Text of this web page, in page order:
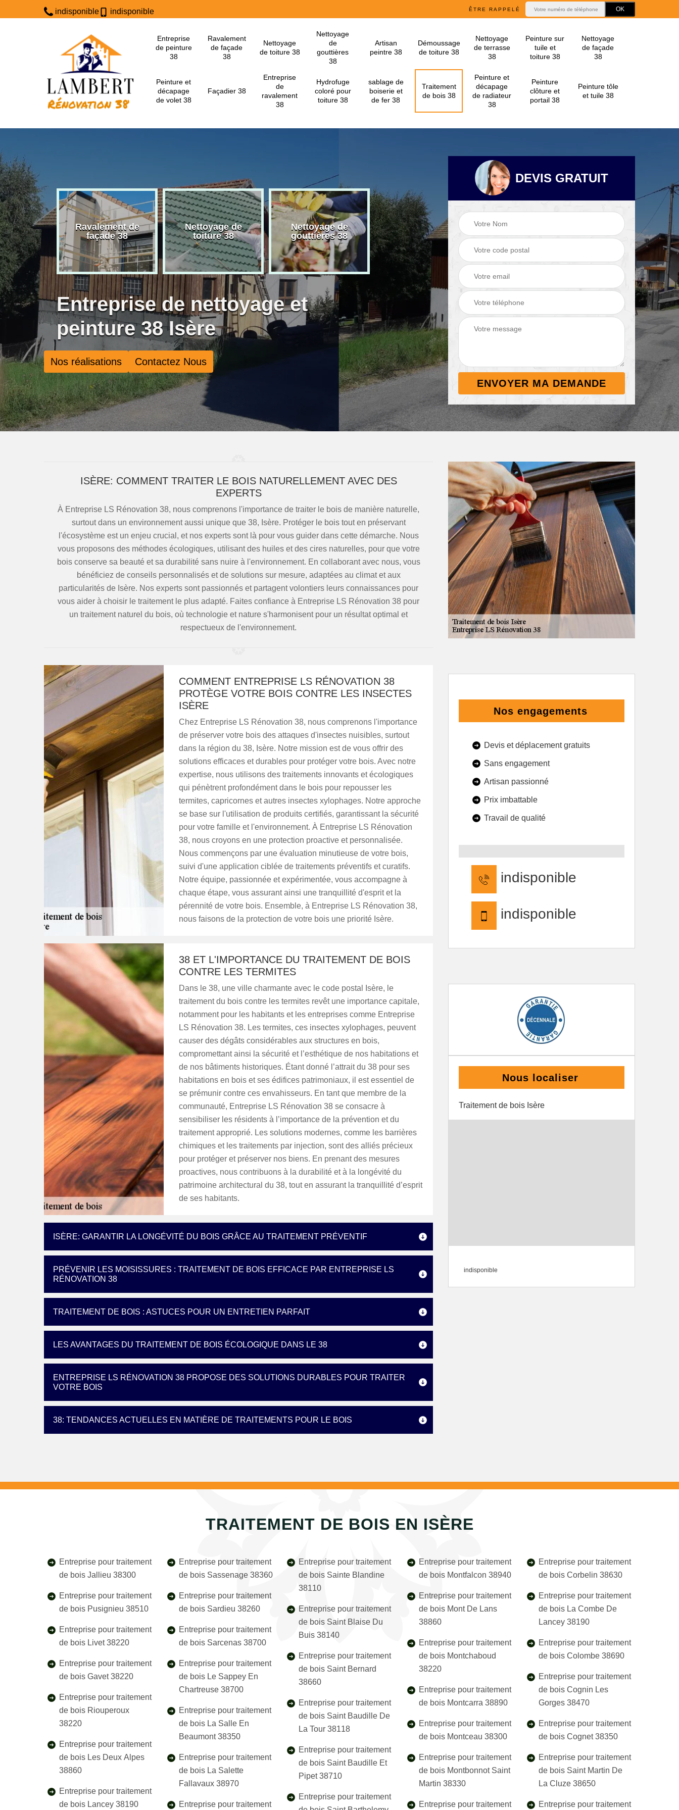
indisponible indisponible ÊTRE RAPPELÉ
Entreprise
de peinture
38
Ravalement
de façade
38
Nettoyage
de toiture 38
Nettoyage
de
gouttières
38
Artisan
peintre 38
Démoussage
de toiture 38
Nettoyage
de terrasse
38
Peinture sur
tuile et
toiture 38
Nettoyage
de façade
38
Peinture et
décapage
de volet 38
Façadier 38
Entreprise
de
ravalement
38
Hydrofuge
coloré pour
toiture 38
sablage de
boiserie et
de fer 38
Traitement
de bois 38
Peinture et
décapage
de radiateur
38
Peinture
clôture et
portail 38
Peinture tôle
et tuile 38
de
38
Ravalement de
façade 38
Nettoyage de
toiture 38
Nettoyage de
gouttières 38
Artisan peintre 38
Démoussage de
toiture 38
Nettoyage de
terrasse 38
Entreprise de nettoyage et
peinture 38 Isère
Nos réalisations Contactez Nous
DEVIS GRATUIT
ISÈRE: COMMENT TRAITER LE BOIS NATURELLEMENT AVEC DES
EXPERTS
À Entreprise LS Rénovation 38, nous comprenons l'importance de traiter le bois de manière naturelle,
surtout dans un environnement aussi unique que 38, Isère. Protéger le bois tout en préservant
l'écosystème est un enjeu crucial, et nos experts sont là pour vous guider dans cette démarche. Nous
vous proposons des méthodes écologiques, utilisant des huiles et des cires naturelles, pour que votre
bois conserve sa beauté et sa durabilité sans nuire à l'environnement. En collaborant avec nous, vous
bénéficiez de conseils personnalisés et de solutions sur mesure, adaptées au climat et aux
particularités de Isère. Nos experts sont passionnés et partagent volontiers leurs connaissances pour
vous aider à choisir le traitement le plus adapté. Faites confiance à Entreprise LS Rénovation 38 pour
un traitement naturel du bois, où technologie et nature s'harmonisent pour un résultat optimal et
respectueux de l'environnement.
COMMENT ENTREPRISE LS RÉNOVATION 38
PROTÈGE VOTRE BOIS CONTRE LES INSECTES
ISÈRE
Chez Entreprise LS Rénovation 38, nous comprenons l'importance
de préserver votre bois des attaques d'insectes nuisibles, surtout
dans la région du 38, Isère. Notre mission est de vous offrir des
solutions efficaces et durables pour protéger votre bois. Avec notre
expertise, nous utilisons des traitements innovants et écologiques
qui pénètrent profondément dans le bois pour repousser les
termites, capricornes et autres insectes xylophages. Notre approche
se base sur l'utilisation de produits certifiés, garantissant la sécurité
pour votre famille et l'environnement. À Entreprise LS Rénovation
38, nous croyons en une protection proactive et personnalisée.
Nous commençons par une évaluation minutieuse de votre bois,
suivi d'une application ciblée de traitements préventifs et curatifs.
Notre équipe, passionnée et expérimentée, vous accompagne à
chaque étape, vous assurant ainsi une tranquillité d'esprit et la
pérennité de votre bois. Ensemble, à Entreprise LS Rénovation 38,
nous faisons de la protection de votre bois une priorité Isère.
38 ET L'IMPORTANCE DU TRAITEMENT DE BOIS
CONTRE LES TERMITES
Dans le 38, une ville charmante avec le code postal Isère, le
traitement du bois contre les termites revêt une importance capitale,
notamment pour les habitants et les entreprises comme Entreprise
LS Rénovation 38. Les termites, ces insectes xylophages, peuvent
causer des dégâts considérables aux structures en bois,
compromettant ainsi la sécurité et l’esthétique de nos habitations et
de nos bâtiments historiques. Étant donné l’attrait du 38 pour ses
habitations en bois et ses édifices patrimoniaux, il est essentiel de
se prémunir contre ces envahisseurs. En tant que membre de la
communauté, Entreprise LS Rénovation 38 se consacre à
sensibiliser les résidents à l’importance de la prévention et du
traitement approprié. Les solutions modernes, comme les barrières
chimiques et les traitements par injection, sont des alliés précieux
pour protéger et préserver nos biens. En prenant des mesures
proactives, nous contribuons à la durabilité et à la longévité du
patrimoine architectural du 38, tout en assurant la tranquillité d’esprit
de ses habitants.
ISÈRE: GARANTIR LA LONGÉVITÉ DU BOIS GRÂCE AU TRAITEMENT PRÉVENTIF
PRÉVENIR LES MOISISSURES : TRAITEMENT DE BOIS EFFICACE PAR ENTREPRISE LS
RÉNOVATION 38
TRAITEMENT DE BOIS : ASTUCES POUR UN ENTRETIEN PARFAIT
LES AVANTAGES DU TRAITEMENT DE BOIS ÉCOLOGIQUE DANS LE 38
ENTREPRISE LS RÉNOVATION 38 PROPOSE DES SOLUTIONS DURABLES POUR TRAITER
VOTRE BOIS
38: TENDANCES ACTUELLES EN MATIÈRE DE TRAITEMENTS POUR LE BOIS
Nos engagements
Devis et déplacement gratuits
Sans engagement
Artisan passionné
Prix imbattable
Travail de qualité
indisponible
indisponible
Nous localiser
Traitement de bois Isère
indisponible
TRAITEMENT DE BOIS EN ISÈRE
Entreprise pour traitement
de bois Jallieu 38300
Entreprise pour traitement
de bois Pusignieu 38510
Entreprise pour traitement
de bois Livet 38220
Entreprise pour traitement
de bois Gavet 38220
Entreprise pour traitement
de bois Riouperoux
38220
Entreprise pour traitement
de bois Les Deux Alpes
38860
Entreprise pour traitement
de bois Lancey 38190
Entreprise pour traitement
de bois Sassenage 38360
Entreprise pour traitement
de bois Sardieu 38260
Entreprise pour traitement
de bois Sarcenas 38700
Entreprise pour traitement
de bois Le Sappey En
Chartreuse 38700
Entreprise pour traitement
de bois La Salle En
Beaumont 38350
Entreprise pour traitement
de bois La Salette
Fallavaux 38970
Entreprise pour traitement
Entreprise pour traitement
de bois Sainte Blandine
38110
Entreprise pour traitement
de bois Saint Blaise Du
Buis 38140
Entreprise pour traitement
de bois Saint Bernard
38660
Entreprise pour traitement
de bois Saint Baudille De
La Tour 38118
Entreprise pour traitement
de bois Saint Baudille Et
Pipet 38710
Entreprise pour traitement
Entreprise pour traitement
de bois Montfalcon 38940
Entreprise pour traitement
de bois Mont De Lans
38860
Entreprise pour traitement
de bois Montchaboud
38220
Entreprise pour traitement
de bois Montcarra 38890
Entreprise pour traitement
de bois Montceau 38300
Entreprise pour traitement
de bois Montbonnot Saint
Martin 38330
Entreprise pour traitement
Entreprise pour traitement
de bois Corbelin 38630
Entreprise pour traitement
de bois La Combe De
Lancey 38190
Entreprise pour traitement
de bois Colombe 38690
Entreprise pour traitement
de bois Cognin Les
Gorges 38470
Entreprise pour traitement
de bois Cognet 38350
Entreprise pour traitement
de bois Saint Martin De
La Cluze 38650
Entreprise pour traitement